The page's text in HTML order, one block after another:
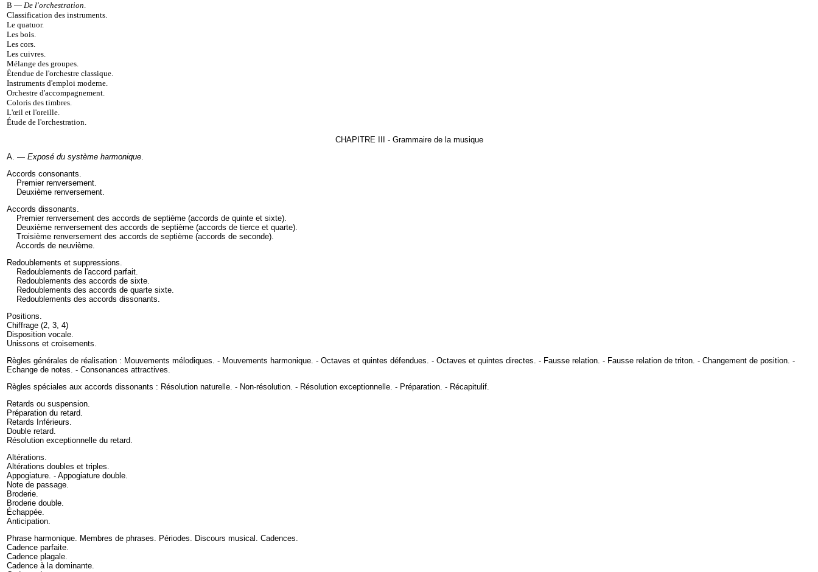
B — De l'orchestration.
Classification des instruments.
Le quatuor.
Les bois.
Les cors.
Les cuivres.
Mélange des groupes.
Étendue de l'orchestre classique.
Instruments d'emploi moderne.
Orchestre d'accompagnement.
Coloris des timbres.
L'œil et l'oreille.
Étude de l'orchestration.
CHAPITRE III - Grammaire de la musique
A. — Exposé du système harmonique.
Accords consonants.
Premier renversement.
Deuxième renversement.
Accords dissonants.
Premier renversement des accords de septième (accords de quinte et sixte).
Deuxième renversement des accords de septième (accords de tierce et quarte).
Troisième renversement des accords de septième (accords de seconde).
Accords de neuvième.
Redoublements et suppressions.
Redoublements de l'accord parfait.
Redoublements des accords de sixte.
Redoublements des accords de quarte sixte.
Redoublements des accords dissonants.
Positions.
Chiffrage (2, 3, 4)
Disposition vocale.
Unissons et croisements.
Règles générales de réalisation : Mouvements mélodiques. - Mouvements harmonique. - Octaves et quintes défendues. - Octaves et quintes directes. - Fausse relation. - Fausse relation de triton. - Changement de position. -
Echange de notes. - Consonances attractives.
Règles spéciales aux accords dissonants : Résolution naturelle. - Non-résolution. - Résolution exceptionnelle. - Préparation. - Récapitulif.
Retards ou suspension.
Préparation du retard.
Retards Inférieurs.
Double retard.
Résolution exceptionnelle du retard.
Altérations.
Altérations doubles et triples.
Appogiature. - Appogiature double.
Note de passage.
Broderie.
Broderie double.
Échappée.
Anticipation.
Phrase harmonique. Membres de phrases. Périodes. Discours musical. Cadences.
Cadence parfaite.
Cadence plagale.
Cadence à la dominante.